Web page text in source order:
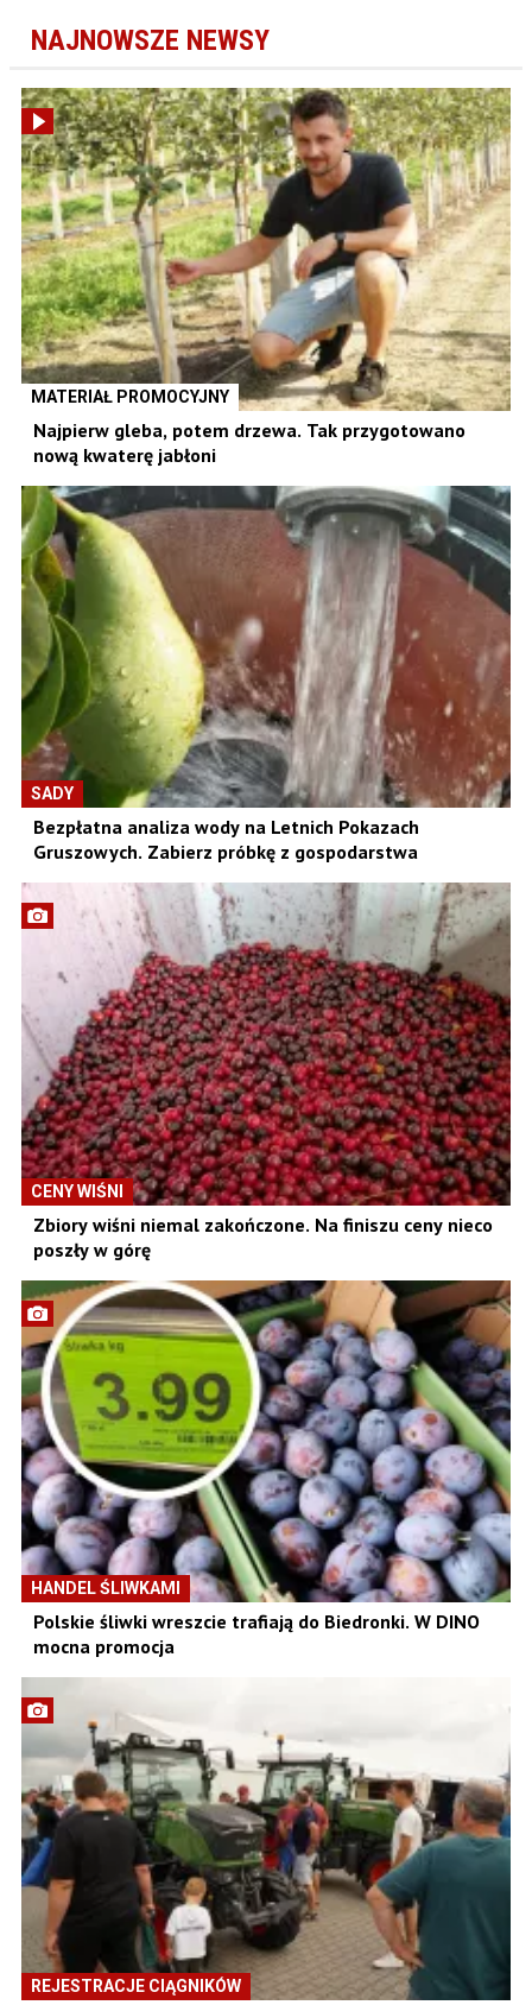
NAJNOWSZE NEWSY
MATERIAŁ PROMOCYJNY
Najpierw gleba, potem drzewa. Tak przygotowano
nową kwaterę jabłoni
SADY
Bezpłatna analiza wody na Letnich Pokazach
Gruszowych. Zabierz próbkę z gospodarstwa
CENY WIŚNI
Zbiory wiśni niemal zakończone. Na finiszu ceny nieco
poszły w górę
HANDEL ŚLIWKAMI
Polskie śliwki wreszcie trafiają do Biedronki. W DINO
mocna promocja
REJESTRACJE CIĄGNIKÓW